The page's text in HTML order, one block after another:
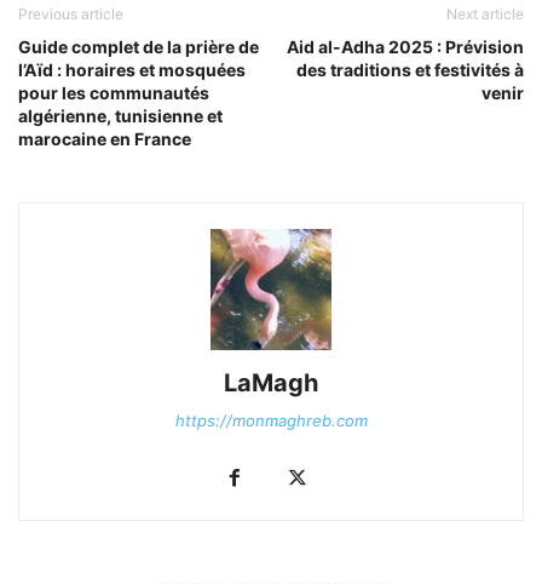
Previous article
Guide complet de la prière de
l’Aïd : horaires et mosquées
pour les communautés
algérienne, tunisienne et
marocaine en France
Next article
Aid al-Adha 2025 : Prévision
des traditions et festivités à
venir
LaMagh
https://monmaghreb.com